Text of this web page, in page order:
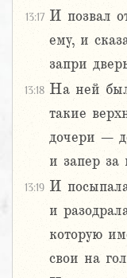
13:17 И позвал
ему, и
запри
13:18 На ней
такие
дочери –
и запер за
13:19 И
и
которую
свои на